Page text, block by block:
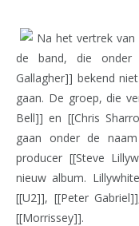
Na het vertrek
de band, die onder
Gallagher]] bekend
gaan. De groep, die
Bell]] en [[Chris
gaan onder de
producer [[Steve
nieuw album.
[[U2]], [[Peter
[[Morrissey]].